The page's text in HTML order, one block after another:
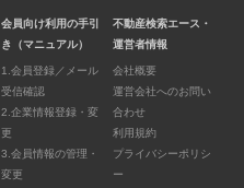
会員向け利用の手引
き（マニュアル）
1.会員登録／メール
受信確認
2.企業情報登録・変
更
3.会員情報の管理・
変更
不動産検索エース・
運営者情報
会社概要
運営会社へのお問い
合わせ
利用規約
プライバシーポリシ
ー